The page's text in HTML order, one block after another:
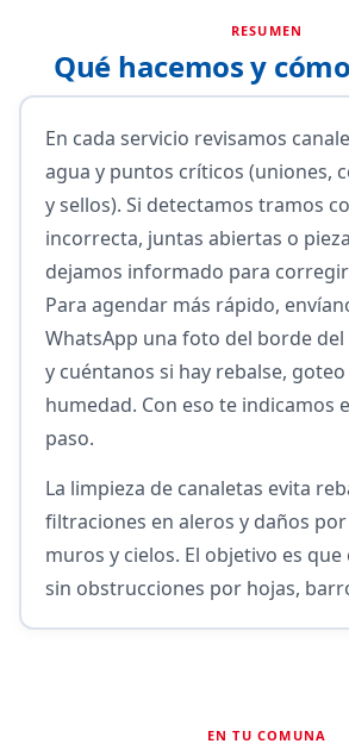
RESUMEN
Qué hacemos y
En cada servicio revisamos
agua y puntos críticos (uniones,
y sellos). Si detectamos tramos
incorrecta, juntas abiertas o
dejamos informado para
Para agendar más rápido,
WhatsApp una foto del borde
y cuéntanos si hay rebalse,
humedad. Con eso te indicamos
paso.
La limpieza de canaletas evita
filtraciones en aleros y daños
muros y cielos. El objetivo es
sin obstrucciones por hojas,
EN TU COMUNA